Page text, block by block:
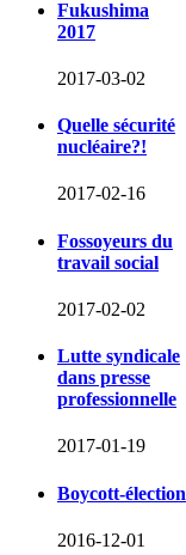
Fukushima
2017
2017-03-02
Quelle sécurité
nucléaire?!
2017-02-16
Fossoyeurs du
travail social
2017-02-02
Lutte syndicale
dans presse
professionnelle
2017-01-19
Boycott-élection
2016-12-01